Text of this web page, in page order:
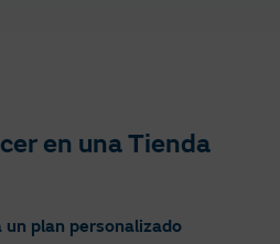
en una Tienda
plan personalizado